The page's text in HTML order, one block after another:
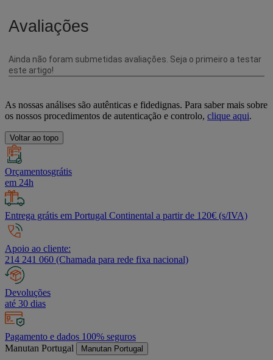
As nossas análises são autênticas e fidedignas. Para saber mais sobre
os nossos procedimentos de autenticação e controlo, clique aqui.
Voltar ao topo
Orçamentosgrátis
em 24h
Entrega grátis em Portugal Continental a partir de 120€ (s/IVA)
Apoio ao cliente:
214 241 060 (Chamada para rede fixa nacional)
Devoluções
até 30 dias
Pagamento e dados 100% seguros
Manutan Portugal
Manutan Portugal